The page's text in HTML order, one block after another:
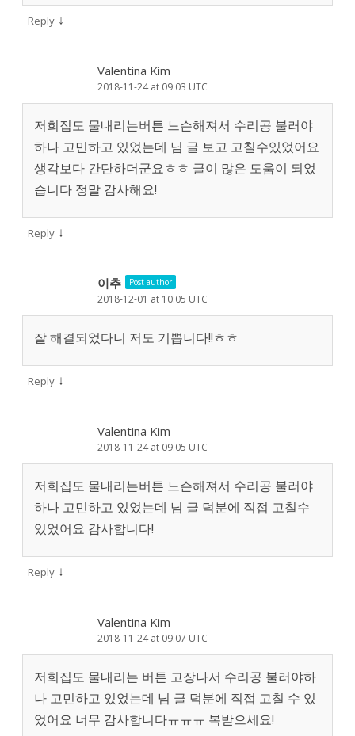
Reply ↓
Valentina Kim
2018-11-24 at 09:03 UTC
저희집도 물내리는버튼 느슨해져서 수리공 불러야
하나 고민하고 있었는데 님 글 보고 고칠수있었어요
생각보다 간단하더군요ㅎㅎ 글이 많은 도움이 되었
습니다 정말 감사해요!
Reply ↓
이추 Post author
2018-12-01 at 10:05 UTC
잘 해결되었다니 저도 기쁩니다!!ㅎㅎ
Reply ↓
Valentina Kim
2018-11-24 at 09:05 UTC
저희집도 물내리는버튼 느슨해져서 수리공 불러야
하나 고민하고 있었는데 님 글 덕분에 직접 고칠수
있었어요 감사합니다!
Reply ↓
Valentina Kim
2018-11-24 at 09:07 UTC
저희집도 물내리는 버튼 고장나서 수리공 불러야하
나 고민하고 있었는데 님 글 덕분에 직접 고칠 수 있
었어요 너무 감사합니다ㅠㅠㅠ 복받으세요!